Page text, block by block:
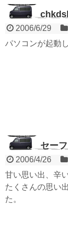
2006/6/29
パソコンが起動
セーフ
2006/4/26
甘い思い出、辛
たくさんの思い
た。